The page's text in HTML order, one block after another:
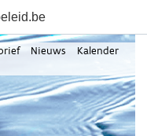
Nieuws
Kalender